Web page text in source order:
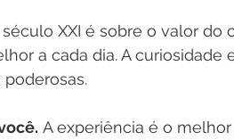
século XXI é sobre o valor do
a cada dia. A curiosidade
A experiência é o